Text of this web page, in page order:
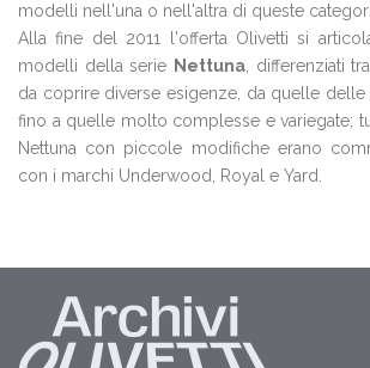
modelli nell'una o nell'altra di queste
Alla fine del 2011 l'offerta Olivetti si
modelli della serie Nettuna , differenziati
da coprire diverse esigenze, da quelle delle
fino a quelle molto complesse e variegate;
Nettuna con piccole modifiche erano
con i marchi Underwood, Royal e Yard.